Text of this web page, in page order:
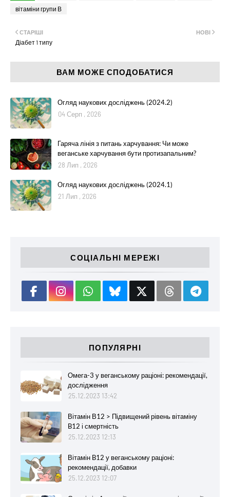
вітаміни групи В
НОВІ
СТАРІШІ
Діабет 1 типу
ВАМ МОЖЕ СПОДОБАТИСЯ
Огляд наукових досліджень (2024.2)
04 Серп , 2026
Гаряча лінія з питань харчування: Чи може
веганське харчування бути протизапальним?
28 Лип , 2026
Огляд наукових досліджень (2024.1)
21 Лип , 2026
СОЦІАЛЬНІ МЕРЕЖІ
ПОПУЛЯРНІ
Омега-3 у веганському раціоні: рекомендації,
дослідження
25.12.2023 13:42
Вітамін В12 > Підвищений рівень вітаміну
B12 і смертність
25.12.2023 12:13
Вітамін B12 у веганському раціоні:
рекомендації, добавки
25.12.2023 12:07